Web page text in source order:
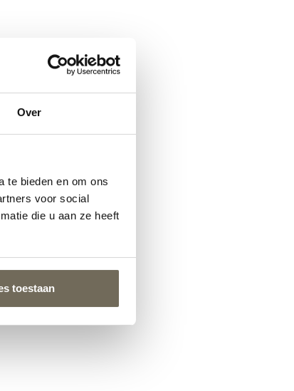
Over
te bieden en om ons
voor social
die u aan ze heeft
toestaan